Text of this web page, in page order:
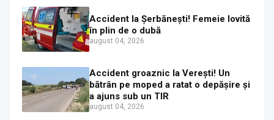
Accident la Șerbănești! Femeie lovită
în plin de o dubă
august 04, 2026
Accident groaznic la Verești! Un
bătrân pe moped a ratat o depășire și
a ajuns sub un TIR
august 04, 2026